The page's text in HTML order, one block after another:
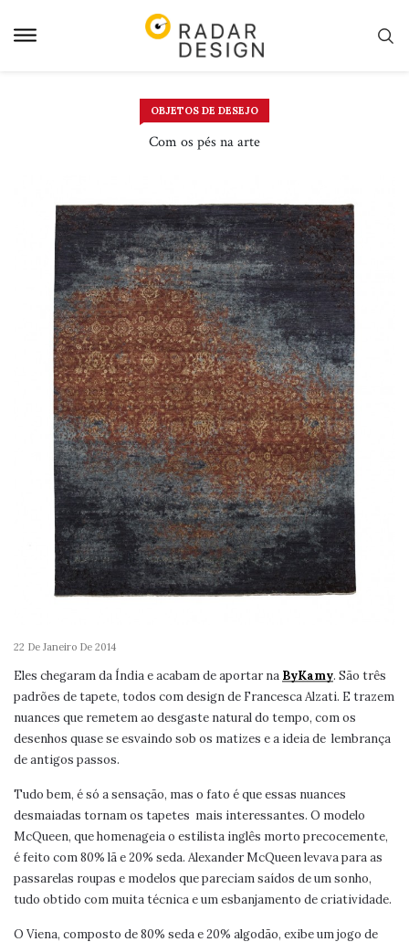
para
OBJETOS DE DESEJO
Com os pés na arte
22 De Janeiro De 2014
Eles chegaram da Índia e acabam de aportar na ByKamy. São três
padrões de tapete, todos com design de Francesca Alzati. E trazem
nuances que remetem ao desgaste natural do tempo, com os
desenhos quase se esvaindo sob os matizes e a ideia de lembrança
de antigos passos.
Tudo bem, é só a sensação, mas o fato é que essas nuances
desmaiadas tornam os tapetes mais interessantes. O modelo
McQueen, que homenageia o estilista inglês morto precocemente,
é feito com 80% lã e 20% seda. Alexander McQueen levava para as
passarelas roupas e modelos que pareciam saídos de um sonho,
tudo obtido com muita técnica e um esbanjamento de criatividade.
O Viena, composto de 80% seda e 20% algodão, exibe um jogo de